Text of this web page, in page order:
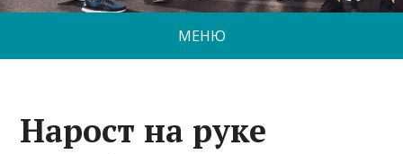
МЕНЮ
Нарост на руке